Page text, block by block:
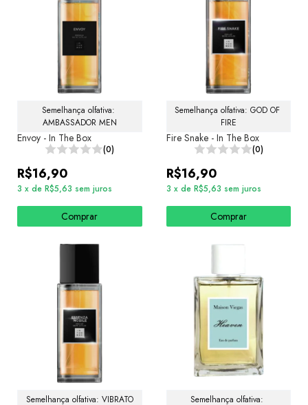
Semelhança olfativa:
AMBASSADOR MEN
Envoy - In The Box
(0)
R$16,90
3 x de R$5,63 sem juros
Comprar
Semelhança olfativa: GOD OF
FIRE
Fire Snake - In The Box
(0)
R$16,90
3 x de R$5,63 sem juros
Comprar
Semelhança olfativa: VIBRATO
Semelhança olfativa: